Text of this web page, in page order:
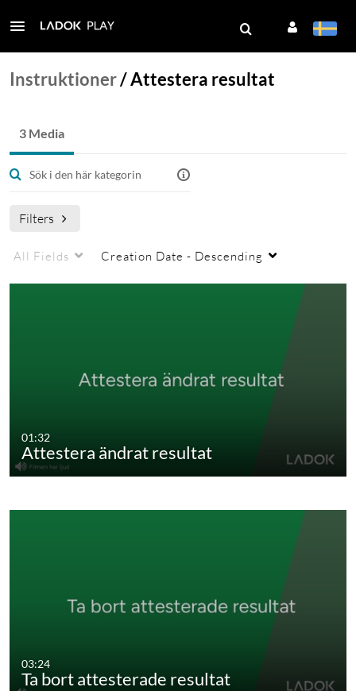
Instruktioner/Attestera resultat
3 Media
Filters
All Fields Creation Date - Descending
01:32
Attestera ändrat resultat
03:24
Ta bort attesterade resultat